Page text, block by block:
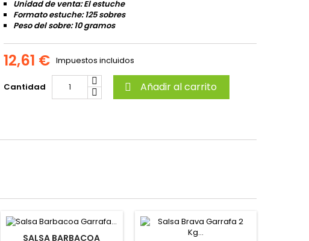
Unidad de venta: El estuche
Formato estuche: 125 sobres
Peso del sobre: 10 gramos
12,61 € Impuestos incluidos
Cantidad  Añadir al carrito
SALSA BARBACOA